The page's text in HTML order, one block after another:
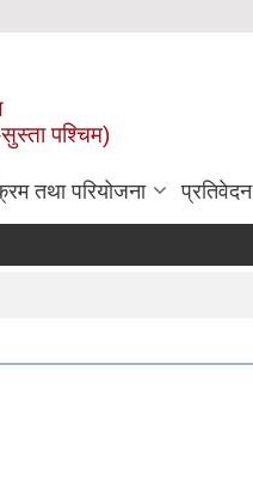
सुस्ता पश्चिम)
तथा परियोजना प्रतिवेदन